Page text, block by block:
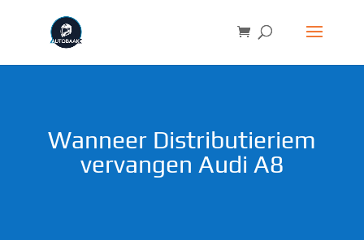
Wanneer Distributieriem
vervangen Audi A8